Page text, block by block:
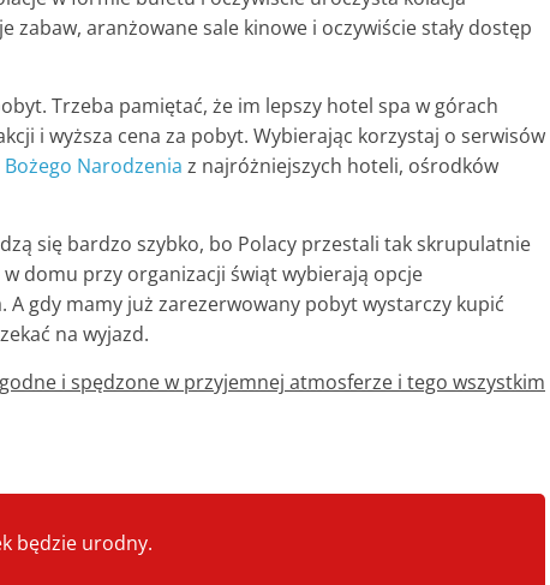
zabaw, aranżowane sale kinowe i oczywiście stały dostęp
Trzeba pamiętać, że im lepszy hotel spa w górach
i wyższa cena za pobyt. Wybierając korzystaj o serwisów
Narodzenia z najróżniejszych hoteli, ośrodków
się bardzo szybko, bo Polacy przestali tak skrupulatnie
domu przy organizacji świąt wybierają opcje
gdy mamy już zarezerwowany pobyt wystarczy kupić
na wyjazd.
i spędzone w przyjemnej atmosferze i tego wszystkim
będzie urodny.